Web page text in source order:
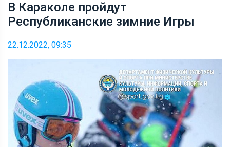
В Караколе пройдут
Республиканские зимние Игры
22.12.2022, 09:35